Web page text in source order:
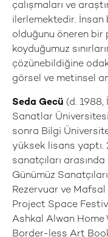
çalışmaları ve
ilerlemektedir. İnsan
olduğunu öneren bir
koyduğumuz
çözünebildiğine
görsel ve metinsel
Seda Gecü (d.
Sanatlar
sonra Bilgi
yüksek lisans yaptı.
sanatçıları
Günümüz
Rezervuar ve Mafsal
Project Space
Ashkal Alwan Home
Border-less Art